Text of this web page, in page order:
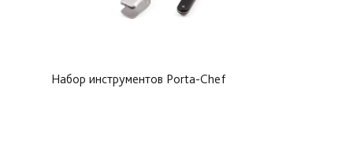
Набор инструментов Porta-Chef